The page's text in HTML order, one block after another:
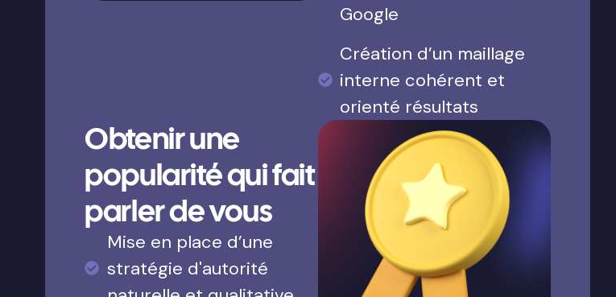
Google
Création d’un maillage
interne cohérent et
orienté résultats
Obtenir une
popularité qui fait
parler de vous
Mise en place d’une
stratégie d'autorité